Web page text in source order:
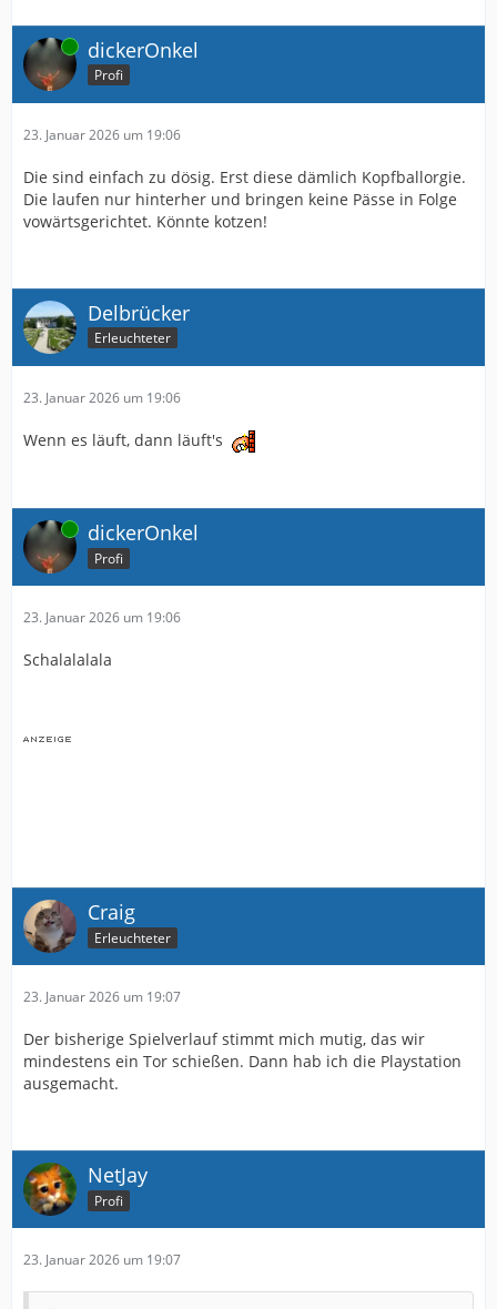
Online dickerOnkel
Profi
23. Januar 2026 um 19:06
Die sind einfach zu dösig. Erst diese dämlich Kopfballorgie.
Die laufen nur hinterher und bringen keine Pässe in Folge
vowärtsgerichtet. Könnte kotzen!
Delbrücker
Erleuchteter
23. Januar 2026 um 19:06
Wenn es läuft, dann läuft's
Online dickerOnkel
Profi
23. Januar 2026 um 19:06
Schalalalala
Craig
Erleuchteter
23. Januar 2026 um 19:07
Der bisherige Spielverlauf stimmt mich mutig, das wir
mindestens ein Tor schießen. Dann hab ich die Playstation
ausgemacht.
NetJay
Profi
23. Januar 2026 um 19:07